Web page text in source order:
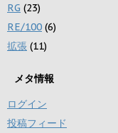
RG (23)
RE/100 (6)
拡張 (11)
メタ情報
ログイン
投稿フィード